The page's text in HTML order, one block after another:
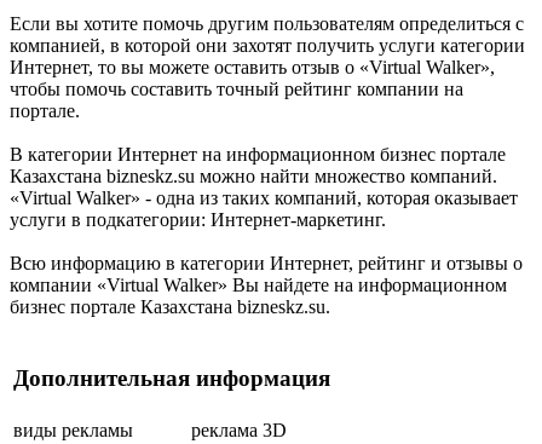
Если вы хотите помочь другим пользователям определиться с
компанией, в которой они захотят получить услуги категории
Интернет, то вы можете оставить отзыв о «Virtual Walker»,
чтобы помочь составить точный рейтинг компании на
портале.
В категории Интернет на информационном бизнес портале
Казахстана bizneskz.su можно найти множество компаний.
«Virtual Walker» - одна из таких компаний, которая оказывает
услуги в подкатегории: Интернет-маркетинг.
Всю информацию в категории Интернет, рейтинг и отзывы о
компании «Virtual Walker» Вы найдете на информационном
бизнес портале Казахстана bizneskz.su.
Дополнительная информация
виды рекламы
реклама 3D